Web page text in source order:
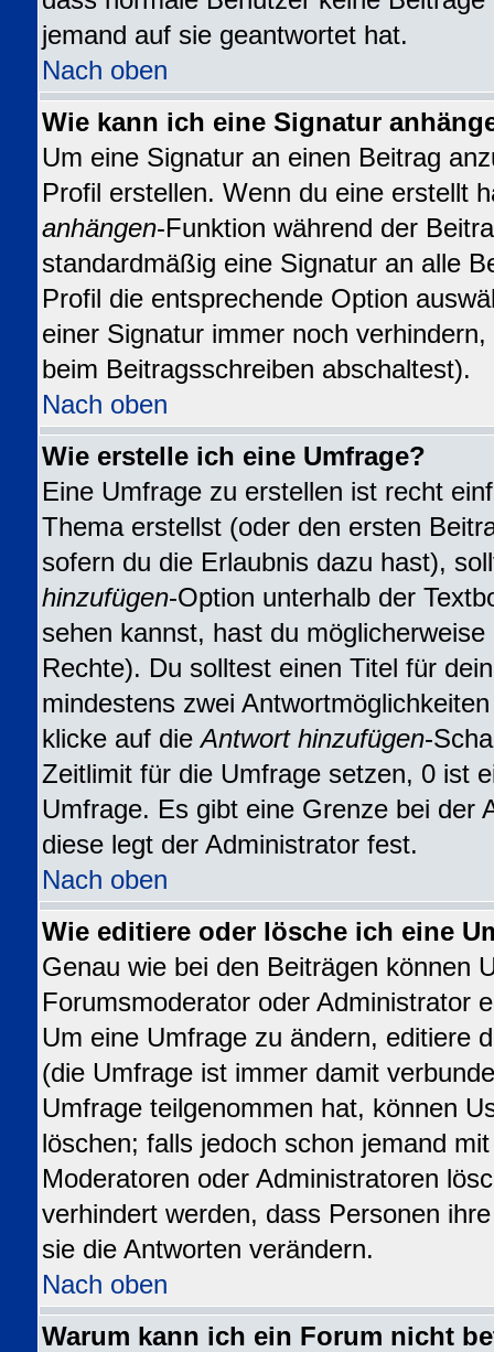
jemand auf sie geantwortet hat.
Nach oben
Wie kann ich eine Signatur
Um eine Signatur an einen Beitrag
Profil erstellen. Wenn du eine erstellt
anhängen-Funktion während der
standardmäßig eine Signatur an alle
Profil die entsprechende Option
einer Signatur immer noch
beim Beitragsschreiben abschaltest).
Nach oben
Wie erstelle ich eine Umfrage?
Eine Umfrage zu erstellen ist recht
Thema erstellst (oder den ersten
sofern du die Erlaubnis dazu hast),
hinzufügen-Option unterhalb der
sehen kannst, hast du
Rechte). Du solltest einen Titel für
mindestens zwei
klicke auf dieAntwort hinzufügen-
Zeitlimit für die Umfrage setzen, 0 ist
Umfrage. Es gibt eine Grenze bei der
diese legt der Administrator fest.
Nach oben
Wie editiere oder lösche ich eine
Genau wie bei den Beiträgen können
Forumsmoderator oder Administrator
Um eine Umfrage zu ändern, editiere
(die Umfrage ist immer damit
Umfrage teilgenommen hat, können
löschen; falls jedoch schon jemand
Moderatoren oder Administratoren
verhindert werden, dass Personen
sie die Antworten verändern.
Nach oben
Warum kann ich ein Forum nicht